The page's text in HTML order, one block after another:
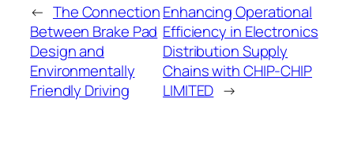
← The Connection
Between Brake Pad
Design and
Environmentally
Friendly Driving
Enhancing Operational
Efficiency in Electronics
Distribution Supply
Chains with CHIP-CHIP
LIMITED →